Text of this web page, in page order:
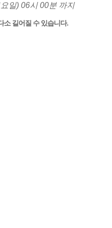
일) 06시 00분 까지
소 길어질 수 있습니다.